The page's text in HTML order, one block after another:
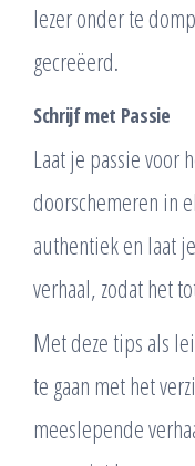
lezer onder te
gecreëerd.
Schrijf met Passie
Laat je passie voor
doorschemeren in
authentiek en laat
verhaal, zodat het
Met deze tips als
te gaan met het
meeslepende